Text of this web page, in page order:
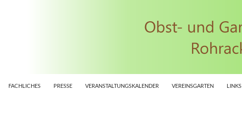
FACHLICHES PRESSE VERANSTALTUNGSKALENDER VEREINSGARTEN LINKS